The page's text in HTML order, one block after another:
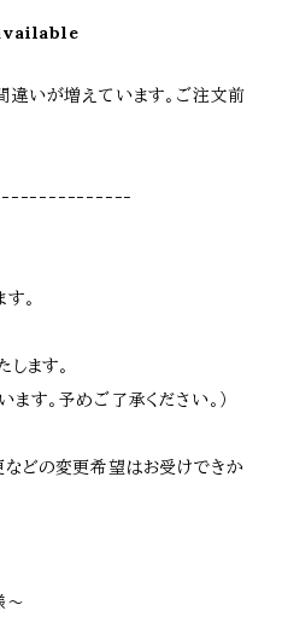
いが増えています。ご注文前
。
ます。
す。予めご了承ください。）⠀
どの変更希望はお受けできか
〜